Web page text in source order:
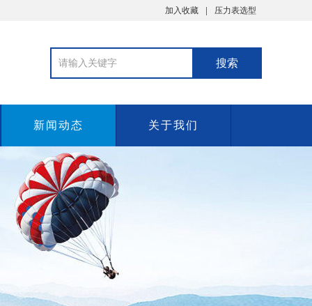
加入收藏 压力表选型
新闻动态 关于我们